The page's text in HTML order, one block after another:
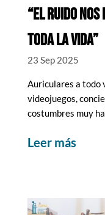
“el ruido
toda la vida”
23 Sep 2025
Auriculares a todo
videojuegos,
costumbres muy
leer más